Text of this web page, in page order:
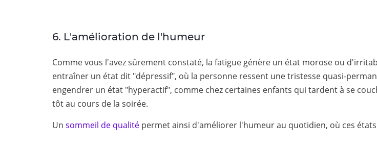
6. L'amélioration de l'humeur
Comme vous l'avez sûrement constaté, la fatigue génère un état morose ou
entraîner un état dit "dépressif", où la personne ressent une tristesse quasi-
engendrer un état "hyperactif", comme chez certaines enfants qui tardent à se
tôt au cours de la soirée.
Un sommeil de qualité permet ainsi d'améliorer l'humeur au quotidien, où ces